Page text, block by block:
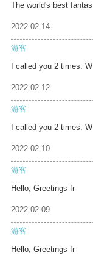
The world's best fantas
2022-02-14
游客
I called you 2 times. W
2022-02-12
游客
I called you 2 times. W
2022-02-10
游客
Hello, Greetings fr
2022-02-09
游客
Hello, Greetings fr